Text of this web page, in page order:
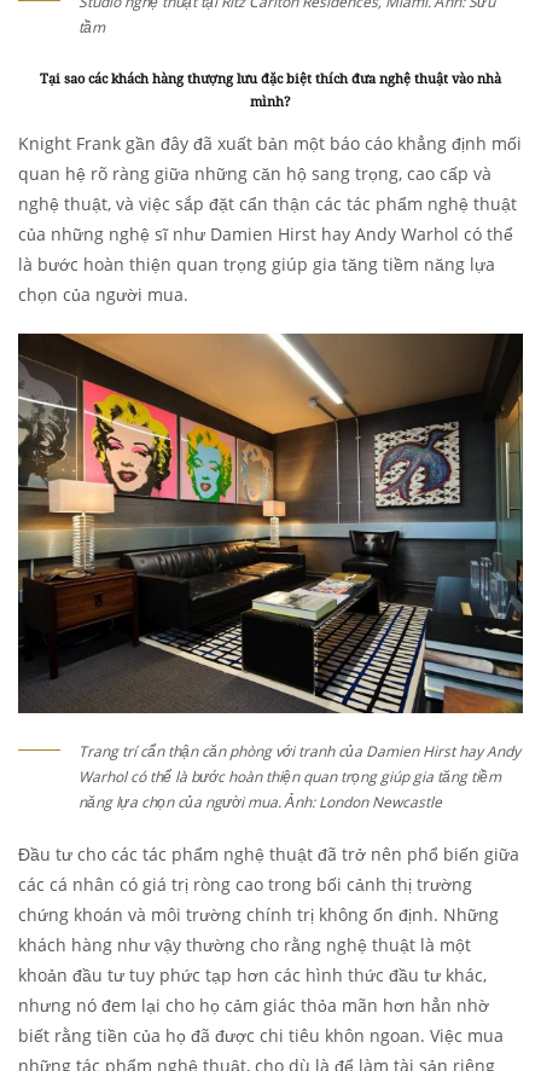
tầm
Tại sao các khách hàng thượng lưu đặc biệt thích đưa nghệ thuật vào nhà
mình?
Knight Frank gần đây đã xuất bản một báo cáo khẳng định mối
quan hệ rõ ràng giữa những căn hộ sang trọng, cao cấp và
nghệ thuật, và việc sắp đặt cẩn thận các tác phẩm nghệ thuật
của những nghệ sĩ như Damien Hirst hay Andy Warhol có thể
là bước hoàn thiện quan trọng giúp gia tăng tiềm năng lựa
chọn của người mua.
Trang trí cẩn thận căn phòng với tranh của Damien Hirst hay Andy
Warhol có thể là bước hoàn thiện quan trọng giúp gia tăng tiềm
năng lựa chọn của người mua. Ảnh: London Newcastle
Đầu tư cho các tác phẩm nghệ thuật đã trở nên phổ biến giữa
các cá nhân có giá trị ròng cao trong bối cảnh thị trường
chứng khoán và môi trường chính trị không ổn định. Những
khách hàng như vậy thường cho rằng nghệ thuật là một
khoản đầu tư tuy phức tạp hơn các hình thức đầu tư khác,
nhưng nó đem lại cho họ cảm giác thỏa mãn hơn hẳn nhờ
biết rằng tiền của họ đã được chi tiêu khôn ngoan. Việc mua
những tác phẩm nghệ thuật, cho dù là để làm tài sản riêng